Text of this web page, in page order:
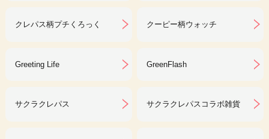
クレパス柄プチくろっく クーピー柄ウォッチ
Greeting Life GreenFlash
サクラクレパス サクラクレパスコラボ雑貨